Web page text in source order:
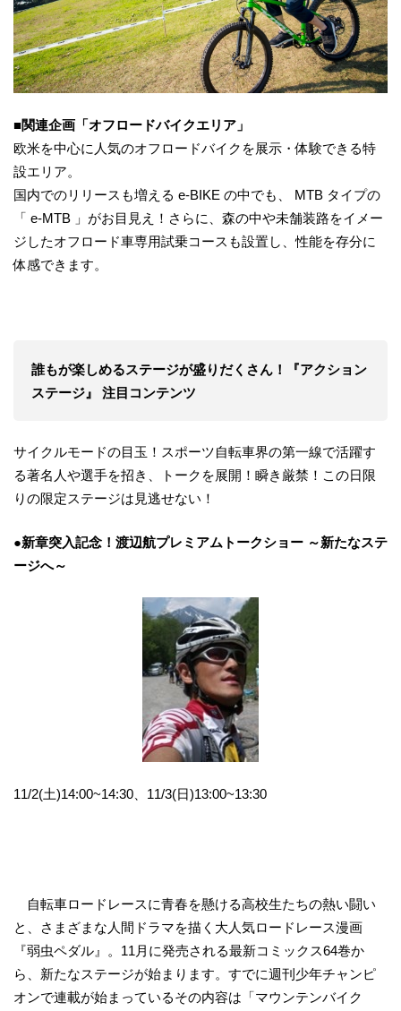
■関連企画「オフロードバイクエリア」
欧米を中心に人気のオフロードバイクを展示・体験できる特
設エリア。
国内でのリリースも増える e‐BIKE の中でも、 MTB タイプの
「 e-MTB 」がお目見え！さらに、森の中や未舗装路をイメー
ジしたオフロード車専用試乗コースも設置し、性能を存分に
体感できます。
誰もが楽しめるステージが盛りだくさん！『アクション
ステージ』 注目コンテンツ
サイクルモードの目玉！スポーツ自転車界の第一線で活躍す
る著名人や選手を招き、トークを展開！瞬き厳禁！この日限
りの限定ステージは見逃せない！
●新章突入記念！渡辺航プレミアムトークショー ～新たなステ
ージへ～
11/2(土)14:00~14:30、11/3(日)13:00~13:30
自転車ロードレースに青春を懸ける高校生たちの熱い闘い
と、さまざまな人間ドラマを描く大人気ロードレース漫画
『弱虫ペダル』。11月に発売される最新コミックス64巻か
ら、新たなステージが始まります。すでに週刊少年チャンピ
オンで連載が始まっているその内容は「マウンテンバイク